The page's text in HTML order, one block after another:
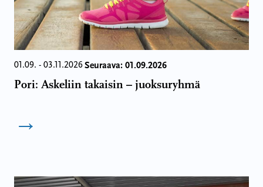
01.09. - 03.11.2026Seuraava: 01.09.2026
Pori: Askeliin takaisin – juoksuryhmä
→